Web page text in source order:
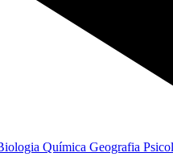
Química Geografia